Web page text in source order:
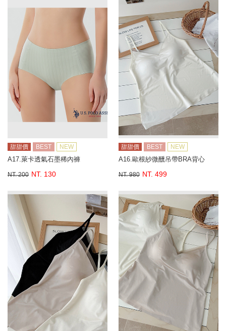
甜甜價 BEST NEW
A17.萊卡透氣石墨稀內褲
NT. 200 NT. 130
甜甜價 BEST NEW
A16.歐根紗微醺吊帶BRA背心
NT. 980 NT. 499